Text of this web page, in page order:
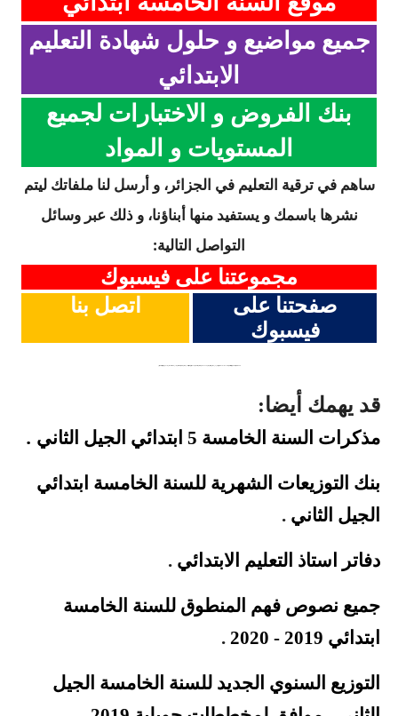
جميع مواضيع و حلول شهادة التعليم
الابتدائي
بنك الفروض و الاختبارات لجميع
المستويات و المواد
ساهم في ترقية التعليم في الجزائر، و أرسل لنا ملفاتك ليتم
نشرها باسمك و يستفيد منها أبناؤنا، و ذلك عبر وسائل
التواصل التالية:
مجموعتنا على فيسبوك
صفحتنا على
فيسبوك
اتصل بنا
قد يهمك أيضا:
مذكرات السنة الخامسة 5 ابتدائي الجيل الثاني .
بنك التوزيعات الشهرية للسنة الخامسة ابتدائي
الجيل الثاني .
دفاتر استاذ التعليم الابتدائي .
جميع نصوص فهم المنطوق للسنة الخامسة
ابتدائي 2019 - 2020
.
التوزيع السنوي الجديد للسنة الخامسة الجيل